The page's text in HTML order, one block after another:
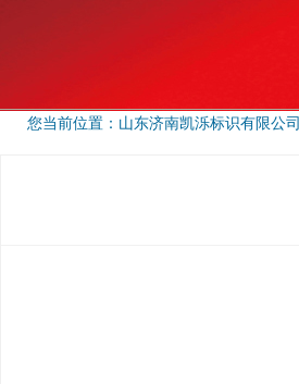
您当前位置： 山东济南凯泺标识有限公司